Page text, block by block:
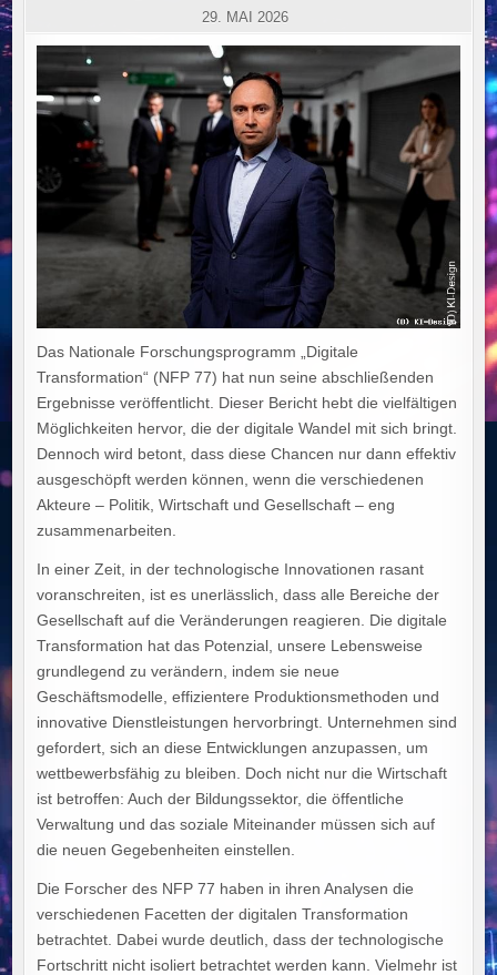
29. MAI 2026
Das Nationale Forschungsprogramm „Digitale
Transformation“ (NFP 77) hat nun seine abschließenden
Ergebnisse veröffentlicht. Dieser Bericht hebt die vielfältigen
Möglichkeiten hervor, die der digitale Wandel mit sich bringt.
Dennoch wird betont, dass diese Chancen nur dann effektiv
ausgeschöpft werden können, wenn die verschiedenen
Akteure – Politik, Wirtschaft und Gesellschaft – eng
zusammenarbeiten.
In einer Zeit, in der technologische Innovationen rasant
voranschreiten, ist es unerlässlich, dass alle Bereiche der
Gesellschaft auf die Veränderungen reagieren. Die digitale
Transformation hat das Potenzial, unsere Lebensweise
grundlegend zu verändern, indem sie neue
Geschäftsmodelle, effizientere Produktionsmethoden und
innovative Dienstleistungen hervorbringt. Unternehmen sind
gefordert, sich an diese Entwicklungen anzupassen, um
wettbewerbsfähig zu bleiben. Doch nicht nur die Wirtschaft
ist betroffen: Auch der Bildungssektor, die öffentliche
Verwaltung und das soziale Miteinander müssen sich auf
die neuen Gegebenheiten einstellen.
Die Forscher des NFP 77 haben in ihren Analysen die
verschiedenen Facetten der digitalen Transformation
betrachtet. Dabei wurde deutlich, dass der technologische
Fortschritt nicht isoliert betrachtet werden kann. Vielmehr ist